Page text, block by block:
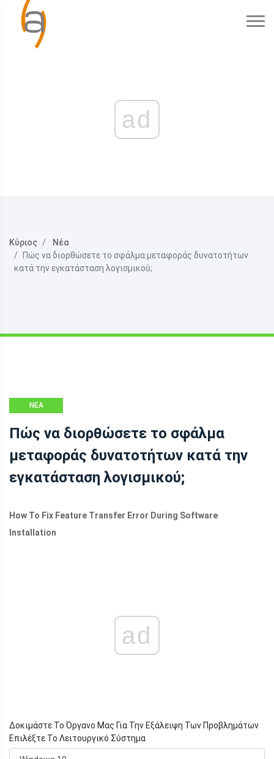
ad
Κύριος
Νέα
Πώς να διορθώσετε το σφάλμα μεταφοράς δυνατοτήτων
κατά την εγκατάσταση λογισμικού;
ΝΈΑ
Πώς να διορθώσετε το σφάλμα
μεταφοράς δυνατοτήτων κατά την
εγκατάσταση λογισμικού;
How To Fix Feature Transfer Error During Software
Installation
ad
Δοκιμάστε Το Όργανο Μας Για Την Εξάλειψη Των Προβλημάτων
Επιλέξτε Το Λειτουργικό Σύστημα